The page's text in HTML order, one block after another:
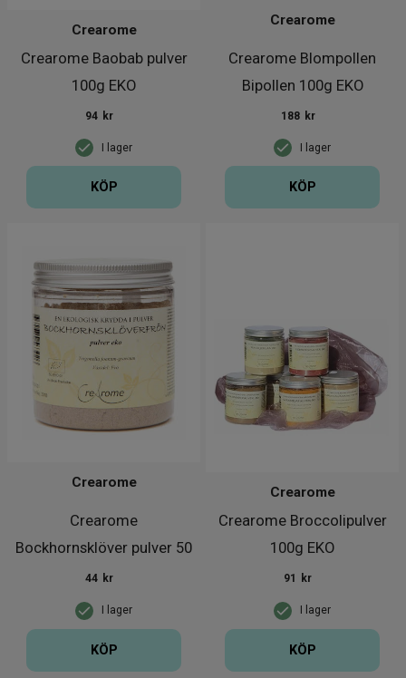
Crearome Baobab pulver
100g EKO
Crearome
I lager
94 kr
KÖP
Crearome Blompollen
Bipollen 100g EKO
Crearome
I lager
188 kr
KÖP
Crearome
Bockhornsklöver pulver 50
g EKO
Crearome
I lager
44 kr
KÖP
Crearome Broccolipulver
100g EKO
Crearome
I lager
91 kr
KÖP